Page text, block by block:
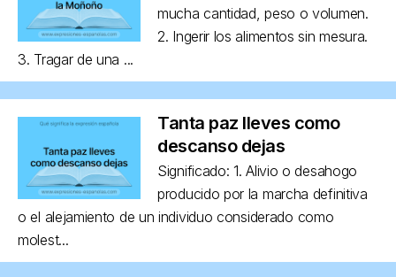
mucha cantidad, peso o volumen.
2. Ingerir los alimentos sin mesura.
3. Tragar de una ...
Tanta paz lleves como
descanso dejas
Significado: 1. Alivio o desahogo
producido por la marcha definitiva
o el alejamiento de un individuo considerado como
molest...